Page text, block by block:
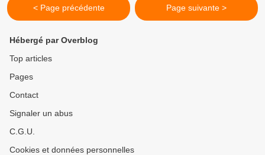
< Page précédente Page suivante >
Hébergé par Overblog
Top articles
Pages
Contact
Signaler un abus
C.G.U.
Cookies et données personnelles